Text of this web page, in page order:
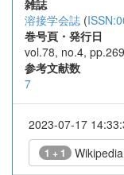
雑誌
溶接学会誌 (
巻号頁・発行日
vol.78, no.4,
参考文献数
7
2023-07-17
1 + 1 Wikipedia